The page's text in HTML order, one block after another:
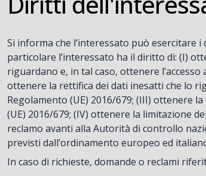
Si informa che l’interessato può esercitare i
particolare l’interessato ha il diritto di: (I)
riguardano e, in tal caso, ottenere
ottenere la rettifica dei dati inesatti che lo
Regolamento (UE) 2016/679; (III) ottenere
(UE) 2016/679; (IV) ottenere la limitazione
reclamo avanti alla Autorità di controllo
previsti dall’ordinamento europeo ed
In caso di richieste, domande o reclami